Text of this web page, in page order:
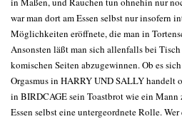
war man dort am Essen selbst nur insofern
Möglichkeiten eröffnete, die man in
Ansonsten läßt man sich allenfalls bei
komischen Seiten abzugewinnen. Ob es
Orgasmus in HARRY UND SALLY handelt
in BIRDCAGE sein Toastbrot wie ein Mann
Essen selbst eine untergeordnete Rolle.